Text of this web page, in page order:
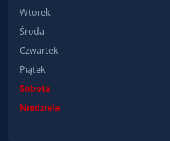
Wtorek
Środa
Czwartek
Piątek
Sobota
Niedziela